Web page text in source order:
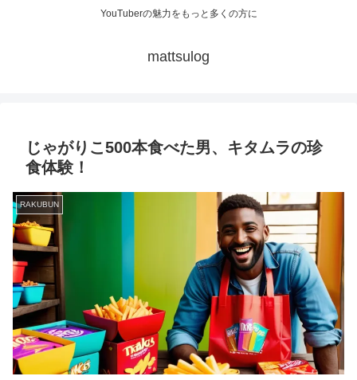
YouTuberの魅力をもっと多くの方に
mattsulog
じゃがりこ500本食べた男、キタムラの珍
食体験！
RAKUBUN